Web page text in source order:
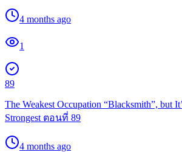
4 months ago
1
89
The Weakest Occupation “Blacksmith”, but
Strongest ตอนที่ 89
4 months ago